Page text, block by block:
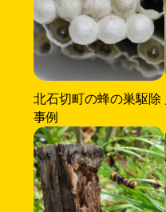
北石切町の蜂の巣駆除
事例